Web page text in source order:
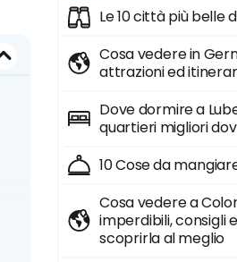
Le 10 città più belle
Cosa vedere in
attrazioni ed
Dove dormire a
quartieri migliori
10 Cose da
Cosa vedere a
imperdibili, consigli
scoprirla al meglio